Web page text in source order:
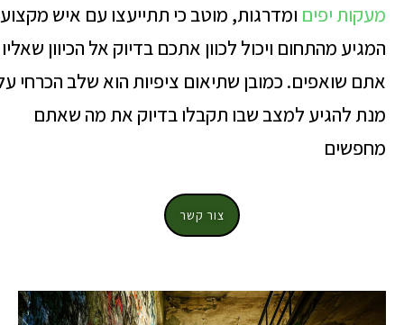
מעקות יפיםומדרגות, מוטב כי תתייעצו עם איש מקצוע
המגיע מהתחום ויכול לכוון אתכם בדיוק אל הכיוון שאליו
אתם שואפים. כמובן שתיאום ציפיות הוא שלב הכרחי על
מנת להגיע למצב שבו תקבלו בדיוק את מה שאתם
מחפשים
צור קשר